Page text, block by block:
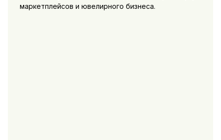
маркетплейсов и ювелирного бизнеса.